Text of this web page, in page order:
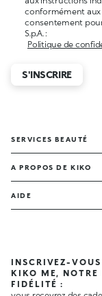
conformément aux
consentement
S.p.A. :
Politique de
S'INSCRIRE
SERVICES BEAUTÉ
A PROPOS DE KIKO
AIDE
INSCRIVEZ-
KIKO ME, NOTRE
FIDÉLITÉ :